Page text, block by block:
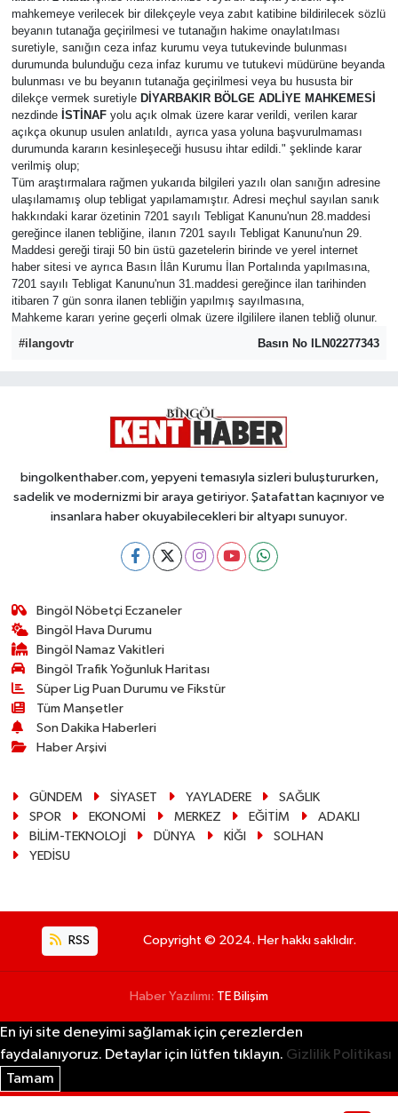
mahkemeye verilecek bir dilekçeyle veya zabıt katibine bildirilecek sözlü
beyanın tutanağa geçirilmesi ve tutanağın hakime onaylatılması
suretiyle, sanığın ceza infaz kurumu veya tutukevinde bulunması
durumunda bulunduğu ceza infaz kurumu ve tutukevi müdürüne beyanda
bulunması ve bu beyanın tutanağa geçirilmesi veya bu hususta bir
dilekçe vermek suretiyle DİYARBAKIR BÖLGE ADLİYE MAHKEMESİ
nezdinde İSTİNAFyolu açık olmak üzere karar verildi, verilen karar
açıkça okunup usulen anlatıldı, ayrıca yasa yoluna başvurulmaması
durumunda kararın kesinleşeceği hususu ihtar edildi." şeklinde karar
verilmiş olup;
Tüm araştırmalara rağmen yukarıda bilgileri yazılı olan sanığın adresine
ulaşılamamış olup tebligat yapılamamıştır. Adresi meçhul sayılan sanık
hakkındaki karar özetinin 7201 sayılı Tebligat Kanunu'nun 28.maddesi
gereğince ilanen tebliğine, ilanın 7201 sayılı Tebligat Kanunu'nun 29.
Maddesi gereği tiraji 50 bin üstü gazetelerin birinde ve yerel internet
haber sitesi ve ayrıca Basın İlân Kurumu İlan Portalında yapılmasına,
7201 sayılı Tebligat Kanunu'nun 31.maddesi gereğince ilan tarihinden
itibaren 7 gün sonra ilanen tebliğin yapılmış sayılmasına,
Mahkeme kararı yerine geçerli olmak üzere ilgililere ilanen tebliğ olunur.
#ilangovtr
Basın No ILN02277343
bingolkenthaber.com, yepyeni temasıyla sizleri buluştururken,
sadelik ve modernizmi bir araya getiriyor. Şatafattan kaçınıyor ve
insanlara haber okuyabilecekleri bir altyapı sunuyor.
Bingöl Nöbetçi Eczaneler
Bingöl Hava Durumu
Bingöl Namaz Vakitleri
Bingöl Trafik Yoğunluk Haritası
Süper Lig Puan Durumu ve Fikstür
Tüm Manşetler
Son Dakika Haberleri
Haber Arşivi
GÜNDEM SİYASET YAYLADERE
SAĞLIK
SPOR
EKONOMİ MERKEZ EĞİTİM
ADAKLI
BİLİM-TEKNOLOJİ
DÜNYA KİĞI
SOLHAN
YEDİSU
RSS Copyright © 2024. Her hakkı saklıdır.
Haber Yazılımı: TE Bilişim
En iyi site deneyimi sağlamak için çerezlerden
faydalanıyoruz. Detaylar için lütfen tıklayın. Gizlilik Politikası
Tamam